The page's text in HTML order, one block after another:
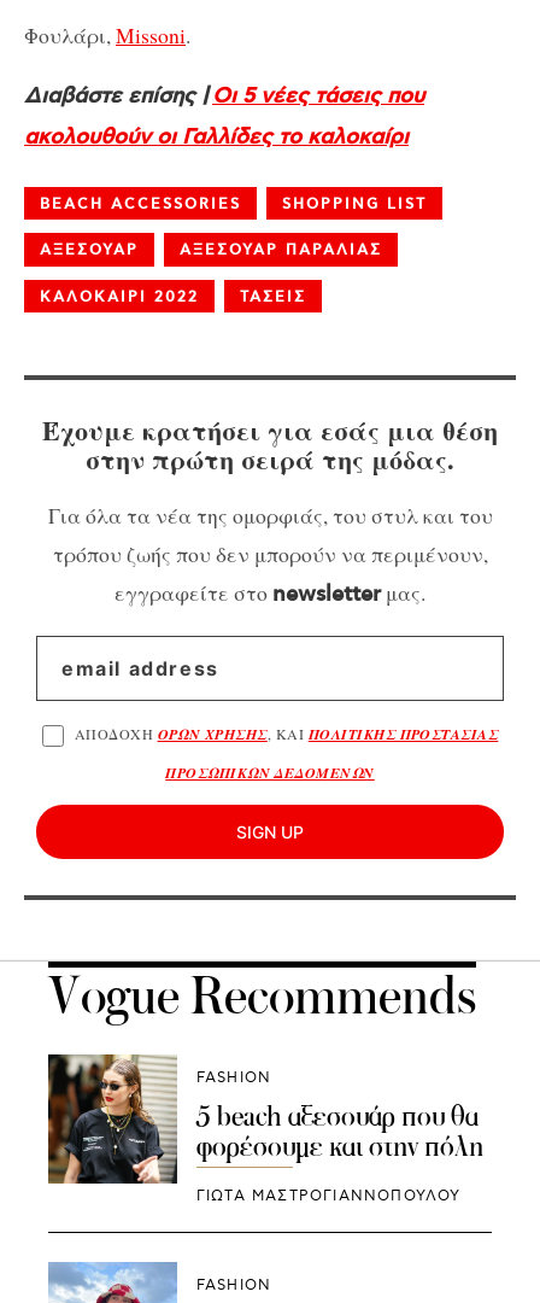
Φουλάρι, Missoni.
Διαβάστε επίσης |Οι 5 νέες τάσεις που
ακολουθούν οι Γαλλίδες το καλοκαίρι
BEACH ACCESSORIES SHOPPING LIST
ΑΞΕΣΟΥΑΡ ΑΞΕΣΟΥΑΡ ΠΑΡΑΛΙΑΣ
ΚΑΛΟΚΑΙΡΙ 2022 ΤΑΣΕΙΣ
Έχουμε κρατήσει για εσάς μια θέση
στην πρώτη σειρά της μόδας.
Για όλα τα νέα της ομορφιάς, του στυλ και του
τρόπου ζωής που δεν μπορούν να περιμένουν,
εγγραφείτε στο newsletterμας.
ΑΠΟΔΟΧΗ ΟΡΩΝ ΧΡΗΣΗΣ, ΚΑΙ ΠΟΛΙΤΙΚΗΣ ΠΡΟΣΤΑΣΙΑΣ
ΠΡΟΣΩΠΙΚΩΝ ΔΕΔΟΜΕΝΩΝ
SIGN UP
Vogue Recommends
FASHION
5 beach αξεσουάρ που θα
φορέσουμε και στην πόλη
ΓΙΩΤΑ ΜΑΣΤΡΟΓΙΑΝΝΟΠΟΥΛΟΥ
FASHION